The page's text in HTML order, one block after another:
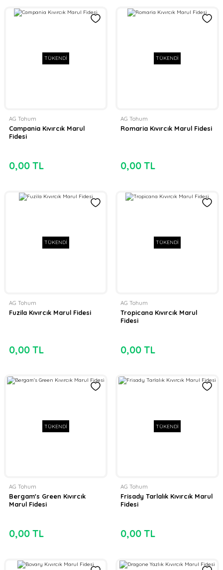
TÜKENDİ
AG Tohum
Campania Kıvırcık Marul
Fidesi
0,00 TL
TÜKENDİ
AG Tohum
Romaria Kıvırcık Marul Fidesi
0,00 TL
TÜKENDİ
AG Tohum
Fuzila Kıvırcık Marul Fidesi
0,00 TL
TÜKENDİ
AG Tohum
Tropicana Kıvırcık Marul
Fidesi
0,00 TL
TÜKENDİ
AG Tohum
Bergam's Green Kıvırcık
Marul Fidesi
0,00 TL
TÜKENDİ
AG Tohum
Frisady Tarlalık Kıvırcık Marul
Fidesi
0,00 TL